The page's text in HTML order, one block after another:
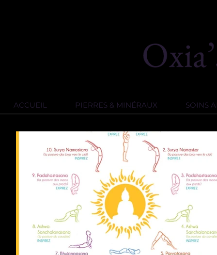
ACCUEIL PIERRES & MINÉRAUX SOINS